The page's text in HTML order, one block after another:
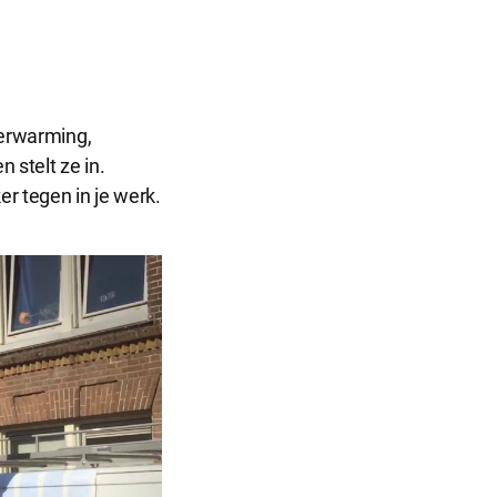
dat de
website.
stelt ze in.
tegen in je werk.